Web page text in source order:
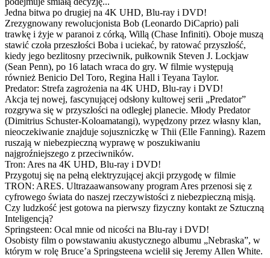
Jedna bitwa po drugiej na 4K UHD, Blu-ray i DVD!
Zrezygnowany rewolucjonista Bob (Leonardo DiCaprio) pali
trawkę i żyje w paranoi z córką, Willą (Chase Infiniti). Oboje muszą
stawić czoła przeszłości Boba i uciekać, by ratować przyszłość,
kiedy jego bezlitosny przeciwnik, pułkownik Steven J. Lockjaw
(Sean Penn), po 16 latach wraca do gry. W filmie występują
również Benicio Del Toro, Regina Hall i Teyana Taylor.
Predator: Strefa zagrożenia na 4K UHD, Blu-ray i DVD!
Akcja tej nowej, fascynującej odsłony kultowej serii „Predator”
rozgrywa się w przyszłości na odległej planecie. Młody Predator
(Dimitrius Schuster-Koloamatangi), wypędzony przez własny klan,
nieoczekiwanie znajduje sojuszniczkę w Thii (Elle Fanning). Razem
ruszają w niebezpieczną wyprawę w poszukiwaniu
najgroźniejszego z przeciwników.
Tron: Ares na 4K UHD, Blu-ray i DVD!
Przygotuj się na pełną elektryzującej akcji przygodę w filmie
TRON: ARES. Ultrazaawansowany program Ares przenosi się z
cyfrowego świata do naszej rzeczywistości z niebezpieczną misją.
Czy ludzkość jest gotowa na pierwszy fizyczny kontakt ze Sztuczną
Inteligencją?
Springsteen: Ocal mnie od nicości na Blu-ray i DVD!
Osobisty film o powstawaniu akustycznego albumu „Nebraska”, w
którym w rolę Bruce’a Springsteena wcielił się Jeremy Allen White.